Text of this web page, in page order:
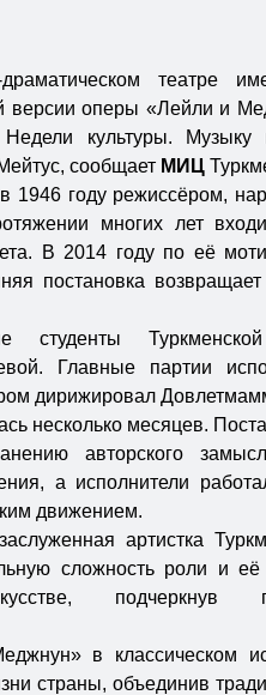
театре
версии оперы «Лейли и
культуры. Музыку
сообщает МИЦ
1946 году режиссёром,
многих лет
В 2014 году по её
постановка
студенты Туркменской
Главные партии
дирижировал
несколько месяцев.
авторского
а исполнители
движением.
артистка
сложность роли и
подчеркнув
в классическом
страны, объединив